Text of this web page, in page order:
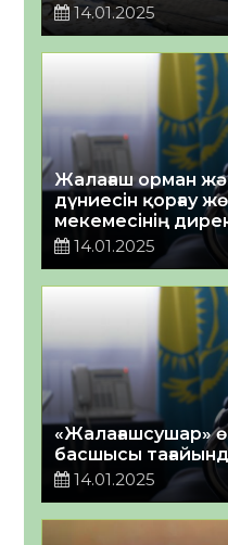
14.01.2025
Жалағаш орман
дүниесін қорғау
мекемесінің
14.01.2025
«Жалағашсушар»
басшысы
14.01.2025